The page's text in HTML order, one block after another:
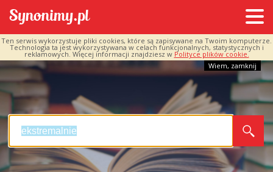
Ten serwis wykorzystuje pliki cookies, które są zapisywane na Twoim komputerze.
Technologia ta jest wykorzystywana w celach funkcjonalnych, statystycznych i
reklamowych. Więcej informacji znajdziesz w Polityce plików cookie.
Wiem, zamknij